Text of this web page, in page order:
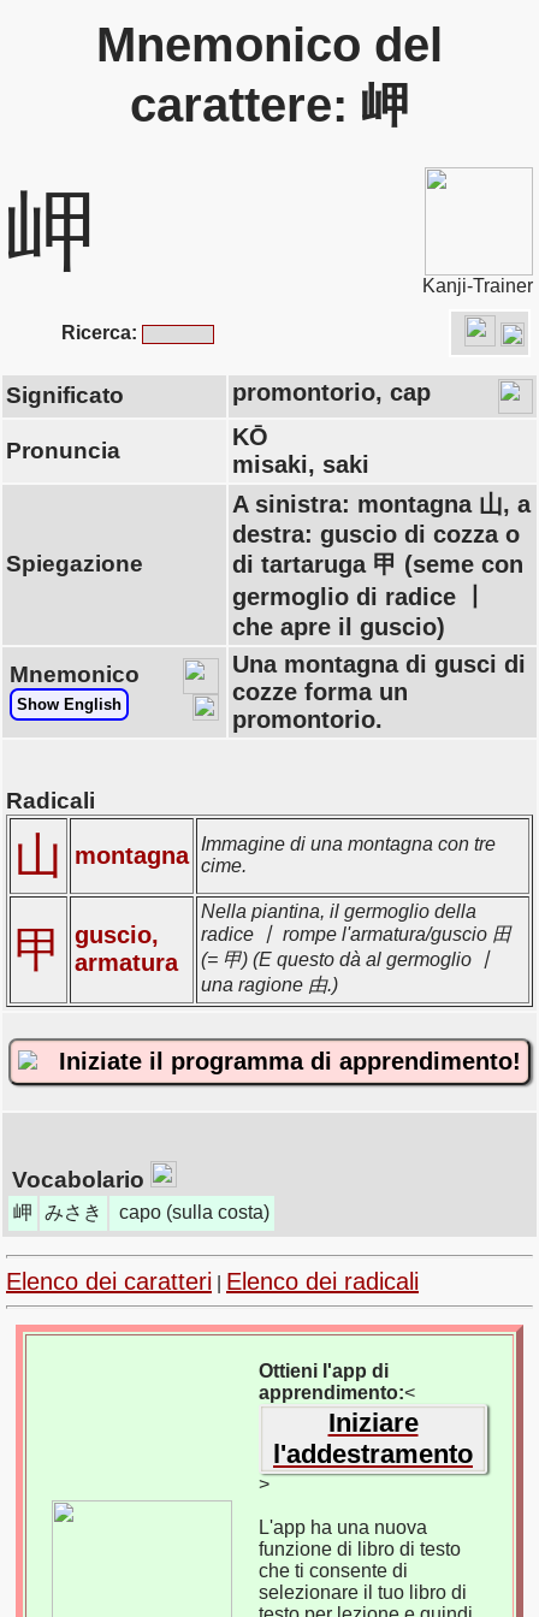
Mnemonico del
carattere: 岬
岬
Kanji-Trainer
Ricerca:
Significato promontorio, cap
Pronuncia
KŌ
misaki, saki
Spiegazione
A sinistra: montagna 山, a
destra: guscio di cozza o
di tartaruga 甲 (seme con
germoglio di radice 丨
che apre il guscio)
Mnemonico
Show English
Una montagna di gusci di
cozze forma un
promontorio.
Radicali
山 montagna
Immagine di una montagna con tre
cime.
甲
guscio,
armatura
Nella piantina, il germoglio della
radice 丨 rompe l'armatura/guscio 田
(= 甲) (E questo dà al germoglio 丨
una ragione 由.)
Iniziate il programma di apprendimento!
Vocabolario
岬 みさき capo (sulla costa)
Elenco dei caratteri Elenco dei radicali
Ottieni l'app di
apprendimento:<
Iniziare
l'addestramento
>
L'app ha una nuova
funzione di libro di testo
che ti consente di
selezionare il tuo libro di